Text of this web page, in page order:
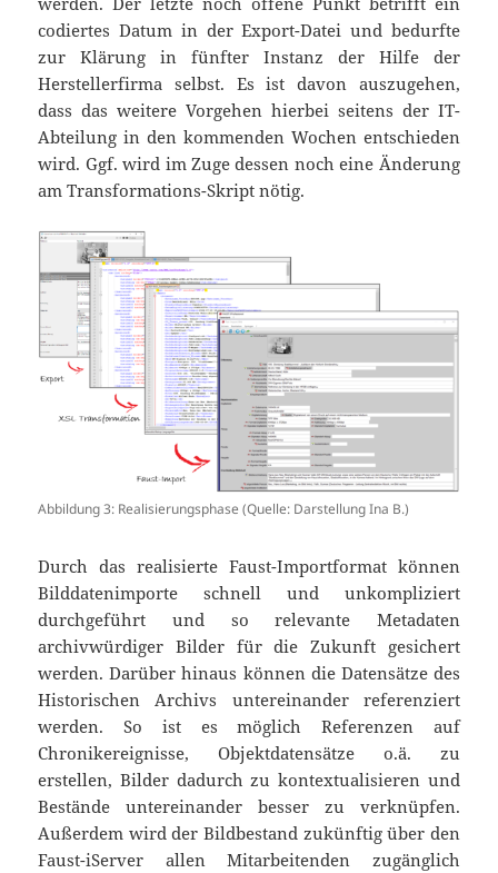
codiertes Datum in der Export-Datei und bedurfte
zur Klärung in fünfter Instanz der Hilfe der
Herstellerfirma selbst. Es ist davon auszugehen,
dass das weitere Vorgehen hierbei seitens der IT-
Abteilung in den kommenden Wochen entschieden
wird. Ggf. wird im Zuge dessen noch eine Änderung
am Transformations-Skript nötig.
Abbildung 3: Realisierungsphase (Quelle: Darstellung Ina B.)
Durch das realisierte Faust-Importformat können
Bilddatenimporte schnell und unkompliziert
durchgeführt und so relevante Metadaten
archivwürdiger Bilder für die Zukunft gesichert
werden. Darüber hinaus können die Datensätze des
Historischen Archivs untereinander referenziert
werden. So ist es möglich Referenzen auf
Chronikereignisse, Objektdatensätze o.ä. zu
erstellen, Bilder dadurch zu kontextualisieren und
Bestände untereinander besser zu verknüpfen.
Außerdem wird der Bildbestand zukünftig über den
Faust-iServer allen Mitarbeitenden zugänglich